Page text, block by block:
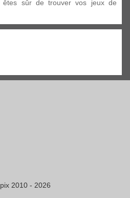
êtes sûr de trouver vos jeux de
2010 - 2026